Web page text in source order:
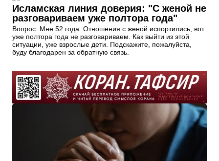
Исламская линия доверия: "С женой не
разговариваем уже полтора года"
Вопрос: Мне 52 года. Отношения с женой испортились, вот
уже полтора года не разговариваем. Как выйти из этой
ситуации, уже взрослые дети. Подскажите, пожалуйста,
буду благодарен за обратную связь.